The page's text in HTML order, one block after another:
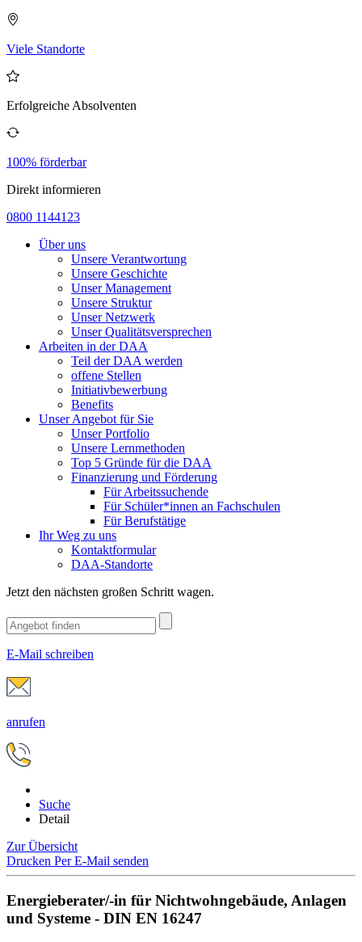
Viele Standorte
Erfolgreiche Absolventen
100% förderbar
Direkt informieren
0800 1144123
Über uns
Unsere Verantwortung
Unsere Geschichte
Unser Management
Unsere Struktur
Unser Netzwerk
Unser Qualitätsversprechen
Arbeiten in der DAA
Teil der DAA werden
offene Stellen
Initiativbewerbung
Benefits
Unser Angebot für Sie
Unser Portfolio
Unsere Lernmethoden
Top 5 Gründe für die DAA
Finanzierung und Förderung
Für Arbeitssuchende
Für Schüler*innen an Fachschulen
Für Berufstätige
Ihr Weg zu uns
Kontaktformular
DAA-Standorte
Jetzt den nächsten großen Schritt wagen.
E-Mail schreiben
anrufen
Suche
Detail
Zur Übersicht
Drucken Per E-Mail senden
Energieberater/-in für Nichtwohngebäude, Anlagen
und Systeme - DIN EN 16247